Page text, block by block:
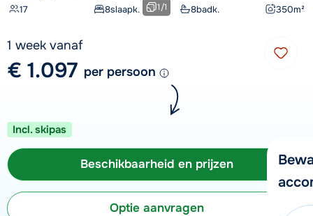
17 8slaapk. 8badk. 350m²
1/1
1 week vanaf
€ 1.097 per persoon
Incl. skipas
Beschikbaarheid en prijzen
Optie aanvragen